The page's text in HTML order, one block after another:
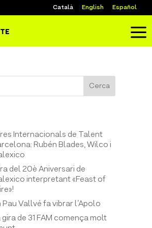
Català English Español
a
Cerca
Internacionals de Talent
Rubén Blades, Wilco i
del 20è Aniversari de
interpretant «Feast of
Pau Vallvé fa vibrar l’Apolo
gira de 31 FAM comença molt